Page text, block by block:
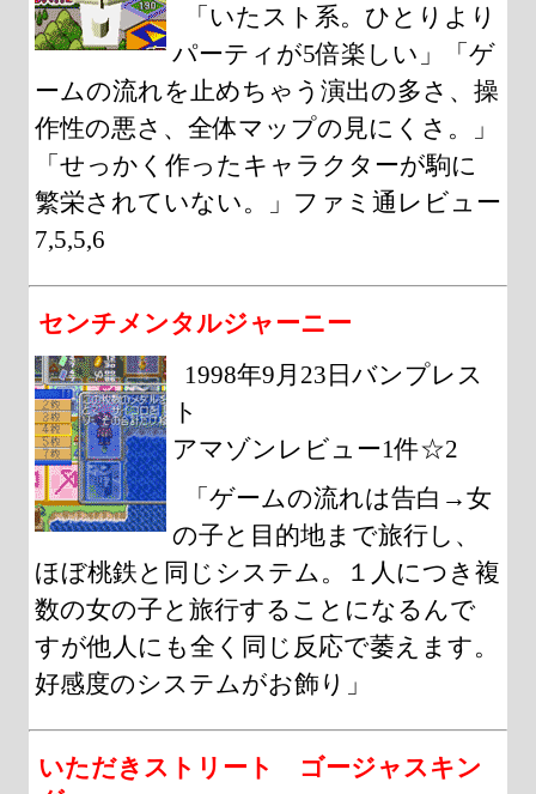
「いたスト系。ひとりより
パーティが5倍楽しい」「ゲ
ームの流れを止めちゃう演出の多さ、操
作性の悪さ、全体マップの見にくさ。」
「せっかく作ったキャラクターが駒に
繁栄されていない。」ファミ通レビュー
7,5,5,6
センチメンタルジャーニー
1998年9月23日バンプレス
ト
アマゾンレビュー1件☆2
「ゲームの流れは告白→女
の子と目的地まで旅行し、
ほぼ桃鉄と同じシステム。１人につき複
数の女の子と旅行することになるんで
すが他人にも全く同じ反応で萎えます。
好感度のシステムがお飾り」
いただきストリート ゴージャスキン